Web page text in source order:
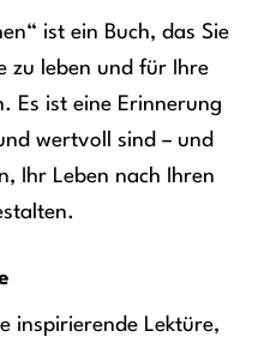
ist ein Buch, das Sie
zu leben und für Ihre
Es ist eine Erinnerung
wertvoll sind – und
Ihr Leben nach Ihren
inspirierende Lektüre,